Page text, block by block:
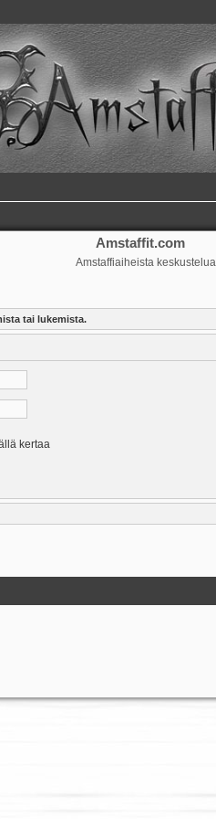
Amstaffit.com
Amstaffiaiheista keskustelua
tai lukemista.
kertaa